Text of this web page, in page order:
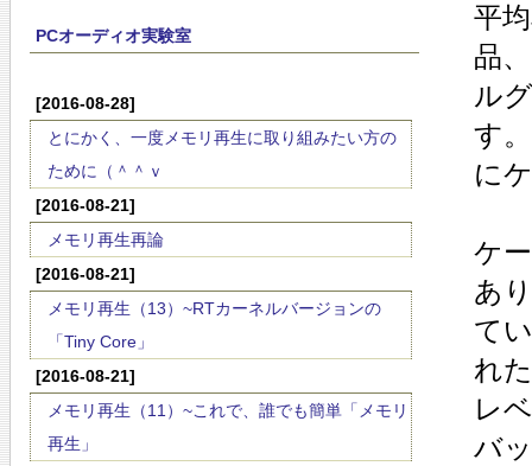
PCオーディオ実験室
[2016-08-28]
とにかく、一度メモリ再生に取り組みたい方の
ために（＾＾ｖ
[2016-08-21]
メモリ再生再論
[2016-08-21]
メモリ再生（13）~RTカーネルバージョンの
「Tiny Core」
[2016-08-21]
メモリ再生（11）~これで、誰でも簡単「メモリ
再生」
平
品
ル
す
に
ケ
あ
て
れ
レ
バ